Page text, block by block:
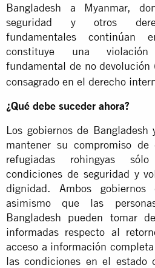
Bangladesh a Myanmar,
seguridad y otros
fundamentales continúan
constituye una
fundamental de no devolución
consagrado en el derecho
¿Qué debe suceder ahora?
Los gobiernos de Bangladesh
mantener su compromiso de
refugiadas rohingyas
condiciones de seguridad y
dignidad. Ambos gobiernos
asimismo que las
Bangladesh pueden tomar
informadas respecto al
acceso a información
las condiciones en el estado